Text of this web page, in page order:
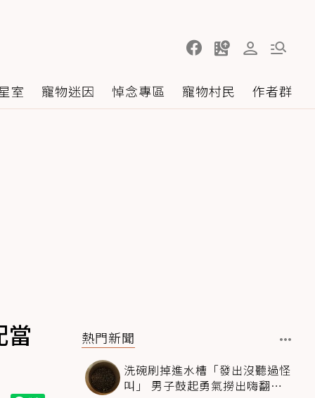
室 寵物迷因 悼念專區 寵物村民 作者群
當
熱門新聞
洗碗刷掉進水槽「發出沒聽過怪
叫」 男子鼓起勇氣撈出嗨翻：